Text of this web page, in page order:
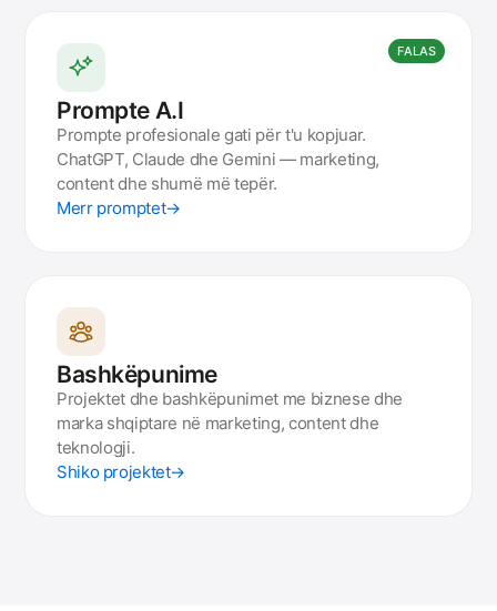
FALAS
Prompte A.I
Prompte profesionale gati për t'u kopjuar.
ChatGPT, Claude dhe Gemini — marketing,
content dhe shumë më tepër.
Merr promptet→
Bashkëpunime
Projektet dhe bashkëpunimet me biznese dhe
marka shqiptare në marketing, content dhe
teknologji.
Shiko projektet→